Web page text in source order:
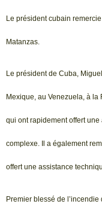
Le président cubain
Matanzas.
Le président de Cuba,
Mexique, au Venezuela, à la
qui ont rapidement offert
complexe. Il a également
offert une assistance
Premier blessé de